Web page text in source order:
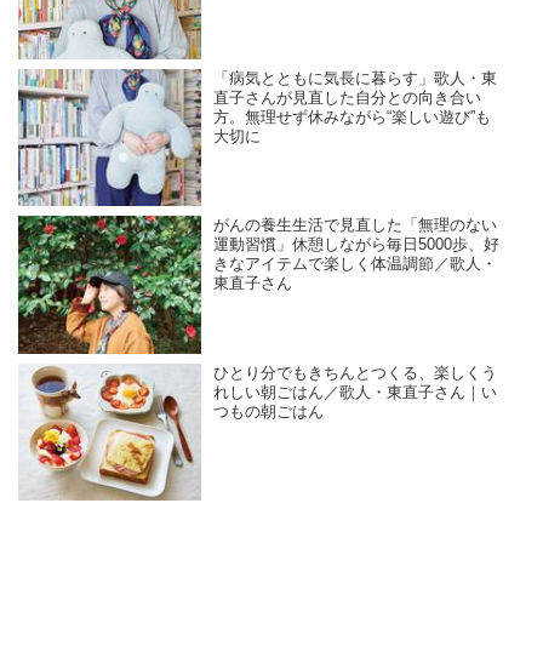
「病気とともに気長に暮らす」歌人・東
直子さんが見直した自分との向き合い
方。無理せず休みながら“楽しい遊び”も
大切に
がんの養生生活で見直した「無理のない
運動習慣」休憩しながら毎日5000歩、好
きなアイテムで楽しく体温調節／歌人・
東直子さん
ひとり分でもきちんとつくる、楽しくう
れしい朝ごはん／歌人・東直子さん｜い
つもの朝ごはん